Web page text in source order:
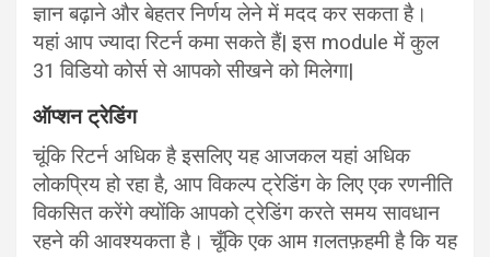
ज्ञान बढ़ाने और बेहतर निर्णय लेने में मदद कर सकता है।
यहां आप ज्यादा रिटर्न कमा सकते हैं| इस module में कुल
31 विडियो कोर्स से आपको सीखने को मिलेगा|
ऑप्शन ट्रेडिंग
चूंकि रिटर्न अधिक है इसलिए यह आजकल यहां अधिक
लोकप्रिय हो रहा है, आप विकल्प ट्रेडिंग के लिए एक रणनीति
विकसित करेंगे क्योंकि आपको ट्रेडिंग करते समय सावधान
रहने की आवश्यकता है। चूँकि एक आम ग़लतफ़हमी है कि यह